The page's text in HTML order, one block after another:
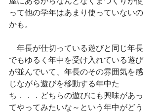
って他の学年はあまり使っていないの
かも。
年長が仕切っている遊びと同じ年長
でもゆるく年中を受け入れている遊び
が並んでいて、年長のその雰囲気を感
じながら遊びを移動する年中た
ち．．．どちらの遊びにも興味があっ
てやってみたいな～という年中がどう